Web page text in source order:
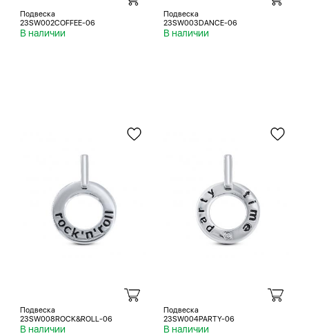
Подвеска
23SW002COFFEE-06
В наличии
Подвеска
23SW003DANCE-06
В наличии
Подвеска
23SW008ROCK&ROLL-06
В наличии
Подвеска
23SW004PARTY-06
В наличии